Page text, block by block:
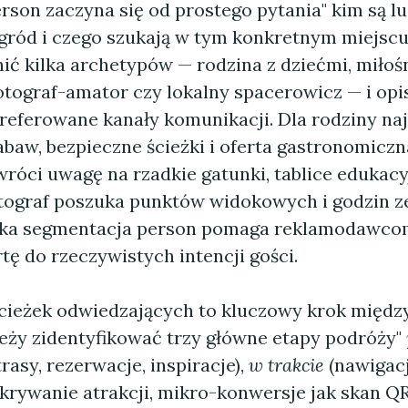
zaczyna się od prostego pytania" kim są
i czego szukają w tym konkretnym
kilka archetypów — rodzina z dziećmi,
amator czy lokalny spacerowicz — i
kanały komunikacji. Dla rodziny
bezpieczne ścieżki i oferta
uwagę na rzadkie gatunki, tablice
poszuka punktów widokowych i godzin
segmentacja person pomaga
do rzeczywistych intencji gości.
odwiedzających to kluczowy krok
zidentyfikować trzy główne etapy podróży"
rezerwacje, inspiracje), w trakcie
atrakcji, mikro-konwersje jak skan